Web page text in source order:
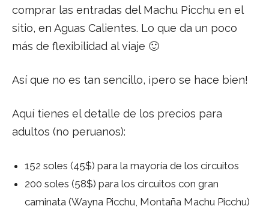
comprar las entradas del Machu Picchu en el
sitio, en Aguas Calientes. Lo que da un poco
más de flexibilidad al viaje 🙂
Así que no es tan sencillo, ¡pero se hace bien!
Aquí tienes el detalle de los precios para
adultos (no peruanos):
152 soles (45$) para la mayoría de los circuitos
200 soles (58$) para los circuitos con gran
caminata (Wayna Picchu, Montaña Machu Picchu)